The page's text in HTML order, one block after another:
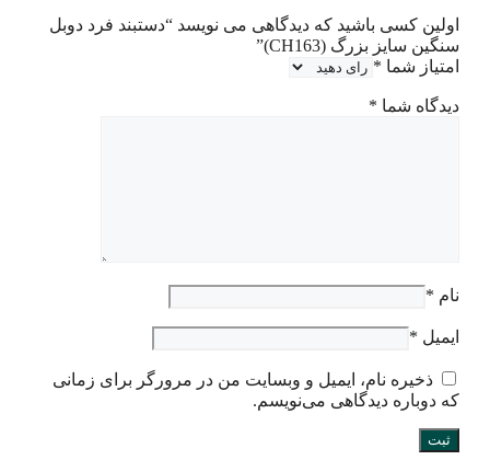
اولین کسی باشید که دیدگاهی می نویسد “دستبند فرد دوبل
سنگین سایز بزرگ (CH163)”
امتیاز شما *
دیدگاه شما *
نام *
ایمیل *
ذخیره نام، ایمیل و وبسایت من در مرورگر برای زمانی
که دوباره دیدگاهی می‌نویسم.